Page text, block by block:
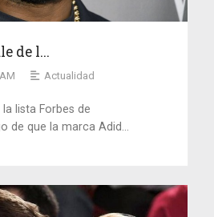
de l...
Actualidad
la lista Forbes de
de que la marca Adid...